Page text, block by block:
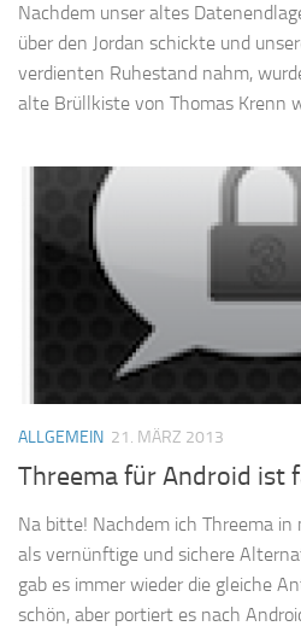
Nachdem unser altes
über den Jordan schickte und
verdienten Ruhestand nahm,
alte Brüllkiste von Thomas Krenn
ALLGEMEIN 21. MÄRZ 2013
Threema für Android ist
Na bitte! Nachdem ich Threema
als vernünftige und sichere
gab es immer wieder die gleiche
schön, aber portiert es nach